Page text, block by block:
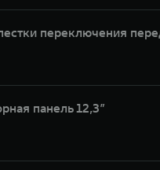
переключения
панель 12,3”